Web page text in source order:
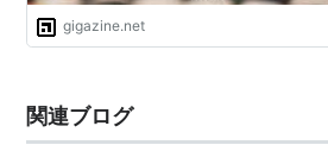
gigazine.net
関連ブログ